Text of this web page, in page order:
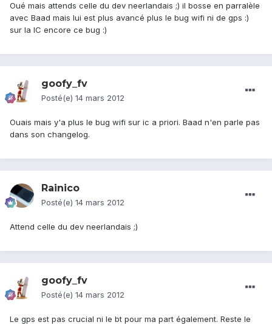
Oué mais attends celle du dev neerlandais ;) il bosse en parralèle
avec Baad mais lui est plus avancé plus le bug wifi ni de gps :)
sur la IC encore ce bug :)
goofy_fv
Posté(e) 14 mars 2012
Ouais mais y'a plus le bug wifi sur ic a priori. Baad n'en parle pas
dans son changelog.
Rainico
Posté(e) 14 mars 2012
Attend celle du dev neerlandais ;)
goofy_fv
Posté(e) 14 mars 2012
Le gps est pas crucial ni le bt pour ma part également. Reste le